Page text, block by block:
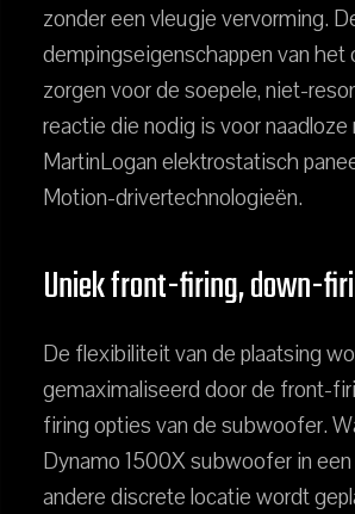
zonder een vleugje vervorming.
dempingseigenschappen van het
zorgen voor de soepele, niet-
reactie die nodig is voor
MartinLogan elektrostatisch
Motion-drivertechnologieën.
Uniek front-firing, down-
De flexibiliteit van de plaatsing
gemaximaliseerd door de front-
firing opties van de subwoofer.
Dynamo 1500X subwoofer in
andere discrete locatie wordt